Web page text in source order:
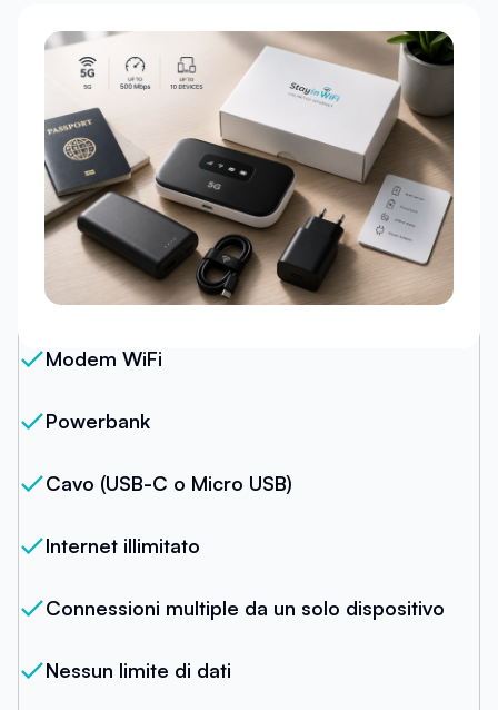
Il nostro pacchetto
Modem WiFi
Powerbank
Cavo (USB-C o Micro USB)
Internet illimitato
Connessioni multiple da un solo dispositivo
Nessun limite di dati